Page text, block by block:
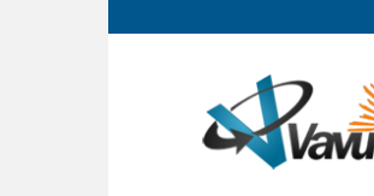
வவுனியா
நெற்